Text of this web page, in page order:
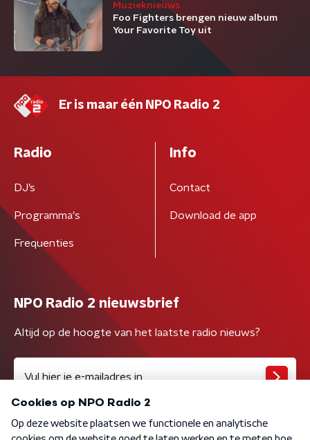
Muzieknieuws
Foo Fighters brengen nieuw album
Your Favorite Toy uit
Er is maar één NPO Radio 2
Radio
DJ’s
Programma's
Frequenties
Info
Contact
Download de app
NPO Radio 2 nieuwsbrief
Altijd op de hoogte van het laatste radio nieuws?